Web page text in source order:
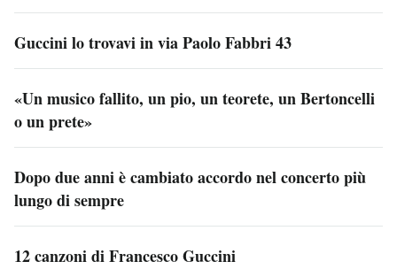
Guccini lo trovavi in via Paolo Fabbri 43
«Un musico fallito, un pio, un teorete, un Bertoncelli
o un prete»
Dopo due anni è cambiato accordo nel concerto più
lungo di sempre
12 canzoni di Francesco Guccini